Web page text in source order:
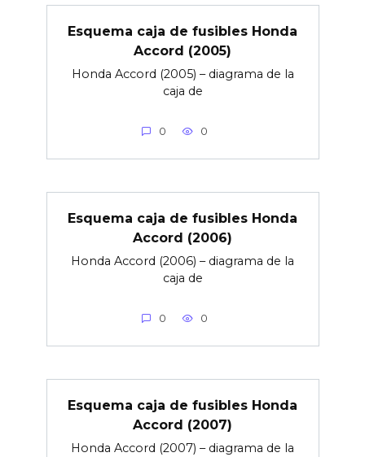
Esquema caja de fusibles Honda
Accord (2005)
Honda Accord (2005) – diagrama de la
caja de
0 0
Esquema caja de fusibles Honda
Accord (2006)
Honda Accord (2006) – diagrama de la
caja de
0 0
Esquema caja de fusibles Honda
Accord (2007)
Honda Accord (2007) – diagrama de la